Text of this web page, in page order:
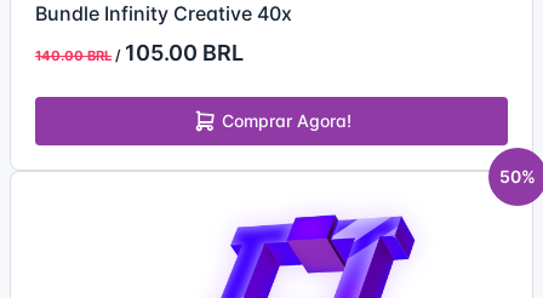
Bundle Infinity Creative 40x
140.00 BRL / 105.00 BRL
Comprar Agora!
50%